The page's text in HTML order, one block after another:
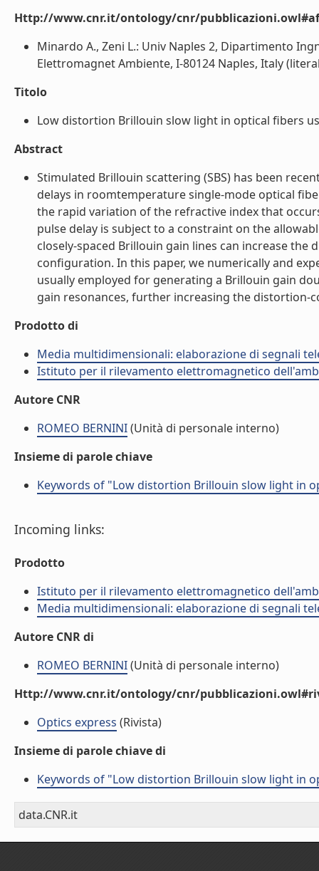
Http://www.cnr.it/ontology/cnr/
Minardo A., Zeni L.: Univ Naples 2, Dipartimento
Elettromagnet Ambiente, I-80124 Naples, Italy
Titolo
Low distortion Brillouin slow light in optical fibers
Abstract
Stimulated Brillouin scattering (SBS) has been
delays in roomtemperature single-mode optical
the rapid variation of the refractive index that
pulse delay is subject to a constraint on the
closely-spaced Brillouin gain lines can increase
configuration. In this paper, we numerically and
usually employed for generating a Brillouin gain
gain resonances, further increasing the distortion-
Prodotto di
Media multidimensionali: elaborazione di segnali
Istituto per il rilevamento elettromagnetico
Autore CNR
ROMEO BERNINI(Unità di personale interno)
Insieme di parole chiave
Keywords of "Low distortion Brillouin slow light in
Incoming links:
Prodotto
Istituto per il rilevamento elettromagnetico
Media multidimensionali: elaborazione di segnali
Autore CNR di
ROMEO BERNINI(Unità di personale interno)
Http://www.cnr.it/ontology/cnr/
Optics express (Rivista)
Insieme di parole chiave di
Keywords of "Low distortion Brillouin slow light in
data.CNR.it